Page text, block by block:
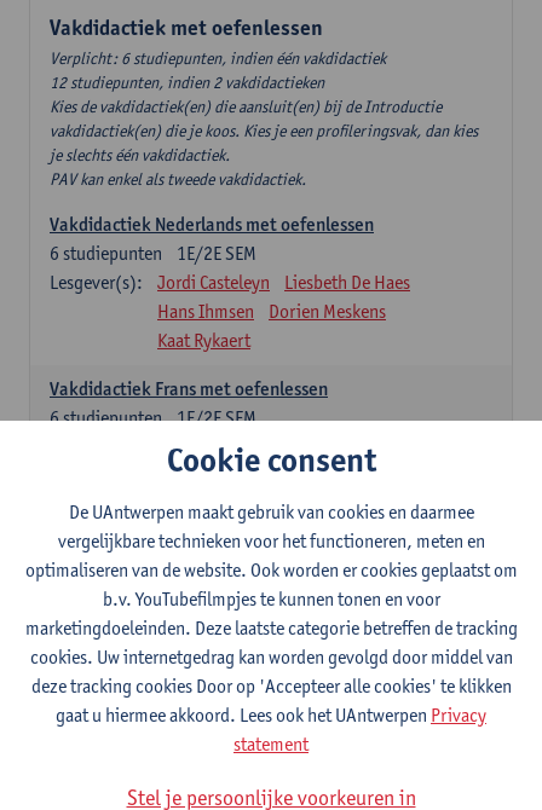
Vakdidactiek met oefenlessen
Verplicht: 6 studiepunten, indien één vakdidactiek
12 studiepunten, indien 2 vakdidactieken
Kies de vakdidactiek(en) die aansluit(en) bij de Introductie
vakdidactiek(en) die je koos. Kies je een profileringsvak, dan kies
je slechts één vakdidactiek.
PAV kan enkel als tweede vakdidactiek.
Vakdidactiek Nederlands met oefenlessen
1E/2E SEM
6 studiepunten
Lesgever(s):
Jordi Casteleyn
Liesbeth De Haes
Hans Ihmsen
Dorien Meskens
Kaat Rykaert
Vakdidactiek Frans met oefenlessen
1E/2E SEM
6studiepunten
Mathea Simons
Veronik Bogaert
Mark Demyttenaere
Yann Morard
Karen Van De Putte
Vakdidactiek Engels met oefenlessen
1E/2E SEM
6studiepunten
Lesgever(s):
Tom Smits
Ellen De Breuker
Nele Kempenaers
Joke Prinsen
Vakdidactiek Duits met oefenlessen
1E/2E SEM
6studiepunten
Tom Smits Marise Van Tendeloo
Vakdidactiek Nederlands niet-thuistaal met oefenlessen
Cookie consent
De UAntwerpen maakt gebruik van cookies en daarmee
vergelijkbare technieken voor het functioneren, meten en
optimaliseren van de website. Ook worden er cookies geplaatst om
b.v. YouTubefilmpjes te kunnen tonen en voor
marketingdoeleinden. Deze laatste categorie betreffen de tracking
cookies. Uw internetgedrag kan worden gevolgd door middel van
deze tracking cookies Door op 'Accepteer alle cookies' te klikken
gaat u hiermee akkoord. Lees ook het UAntwerpen Privacy
statement
Stel je persoonlijke voorkeuren in